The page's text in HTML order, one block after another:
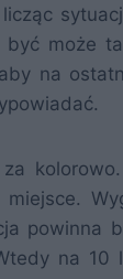
być może
na
miejsce.
powinna
na 10